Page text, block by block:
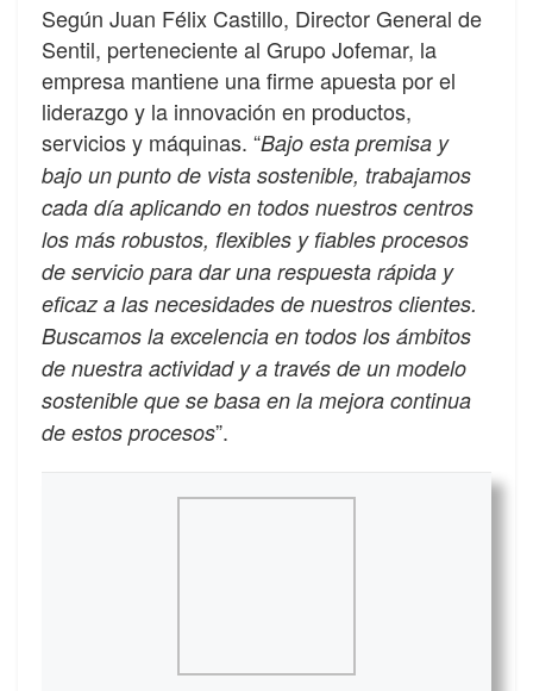
Según Juan Félix Castillo, Director General de
Sentil, perteneciente al Grupo Jofemar, la
empresa mantiene una firme apuesta por el
liderazgo y la innovación en productos,
servicios y máquinas. “Bajo esta premisa y
bajo un punto de vista sostenible, trabajamos
cada día aplicando en todos nuestros centros
los más robustos, flexibles y fiables procesos
de servicio para dar una respuesta rápida y
eficaz a las necesidades de nuestros clientes.
Buscamos la excelencia en todos los ámbitos
de nuestra actividad y a través de un modelo
sostenible que se basa en la mejora continua
de estos procesos”.